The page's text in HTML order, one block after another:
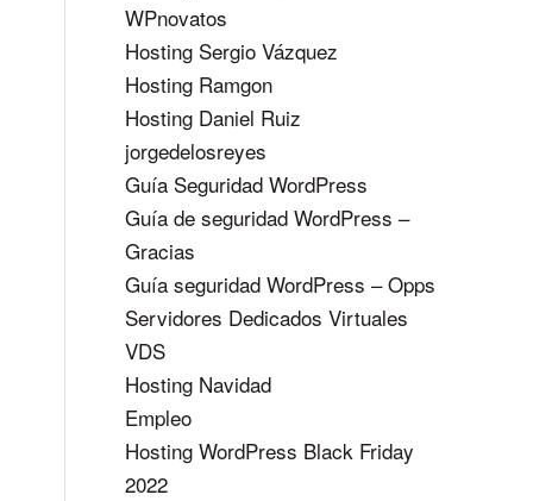
WPnovatos
Hosting Sergio Vázquez
Hosting Ramgon
Hosting Daniel Ruiz
jorgedelosreyes
Guía Seguridad WordPress
Guía de seguridad WordPress –
Gracias
Guía seguridad WordPress – Opps
Servidores Dedicados Virtuales
VDS
Hosting Navidad
Empleo
Hosting WordPress Black Friday
2022